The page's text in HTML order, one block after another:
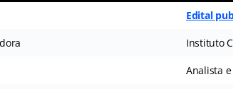
Edital
Instituto
Analista